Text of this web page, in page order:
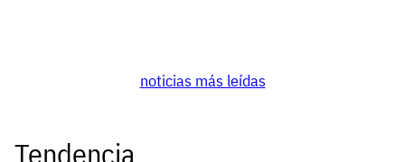
noticias más leídas
Tendencia